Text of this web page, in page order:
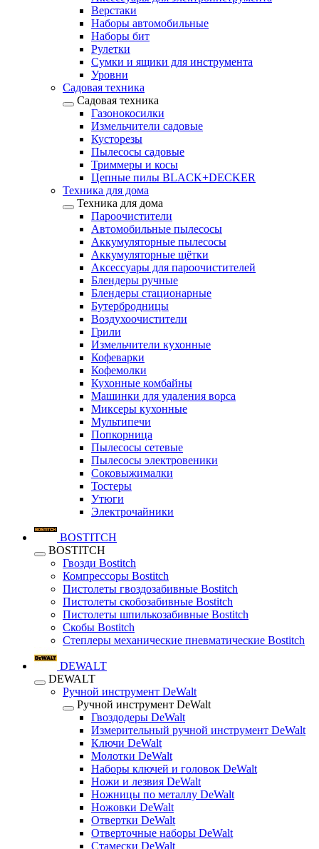
Верстаки
Наборы автомобильные
Наборы бит
Рулетки
Сумки и ящики для инструмента
Уровни
Садовая техника
Садовая техника
Газонокосилки
Измельчители садовые
Кусторезы
Пылесосы садовые
Триммеры и косы
Цепные пилы BLACK+DECKER
Техника для дома
Техника для дома
Пароочистители
Автомобильные пылесосы
Аккумуляторные пылесосы
Аккумуляторные щётки
Аксессуары для пароочистителей
Блендеры ручные
Блендеры стационарные
Бутербродницы
Воздухоочистители
Грили
Измельчители кухонные
Кофеварки
Кофемолки
Кухонные комбайны
Машинки для удаления ворса
Миксеры кухонные
Мультипечи
Попкорница
Пылесосы сетевые
Пылесосы электровеники
Соковыжималки
Тостеры
Утюги
Электрочайники
BOSTITCH
BOSTITCH
Гвозди Bostitch
Компрессоры Bostitch
Пистолеты гвоздозабивные Bostitch
Пистолеты скобозабивные Bostitch
Пистолеты шпилькозабивные Bostitch
Скобы Bostitch
Степлеры механические пневматические Bostitch
DEWALT
DEWALT
Ручной инструмент DeWalt
Ручной инструмент DeWalt
Гвоздодеры DeWalt
Измерительный ручной инструмент DeWalt
Ключи DeWalt
Молотки DeWalt
Наборы ключей и головок DeWalt
Ножи и лезвия DeWalt
Ножницы по металлу DeWalt
Ножовки DeWalt
Отвертки DeWalt
Отверточные наборы DeWalt
Стамески DeWalt